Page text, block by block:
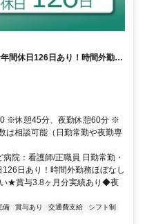
間休日126日あり！時間外勤務
すい★賞与3.8ヶ月分実績あり
、一般病院、看護師、正職員】
※休憩45分、夜勤休憩60分 ※
は相談可能（日勤常勤や夜勤専
院：看護師/正職員 日勤常勤・
日あり！時間外勤務ほぼなし
★賞与3.8ヶ月分実績あり◆夜
備 賞与あり 交通費支給
シフト制